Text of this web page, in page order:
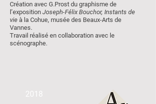
Création avec G.Prost du graphisme de
l’exposition Joseph-Félix Bouchor, Instants de
vie à la Cohue, musée des Beaux-Arts de
Vannes.
Travail réalisé en collaboration avec le
scénographe.
2018